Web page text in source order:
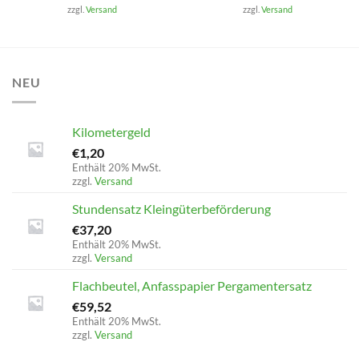
zzgl. Versand
zzgl. Versand
NEU
Kilometergeld
€1,20
Enthält 20% MwSt.
zzgl. Versand
Stundensatz Kleingüterbeförderung
€37,20
Enthält 20% MwSt.
zzgl. Versand
Flachbeutel, Anfasspapier Pergamentersatz
€59,52
Enthält 20% MwSt.
zzgl. Versand